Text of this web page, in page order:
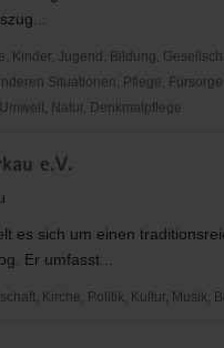
Kinder, Jugend, Bildung,
Situationen, Pflege,
Natur, Denkmalpflege
e.V.
es sich um einen
Er umfasst...
Kirche, Politik, Kultur, Musik,